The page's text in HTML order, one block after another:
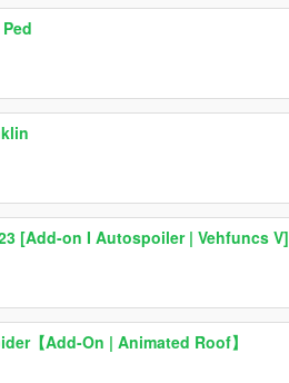
[Add-on I Autospoiler | Vehfuncs V]
【Add-On | Animated Roof】